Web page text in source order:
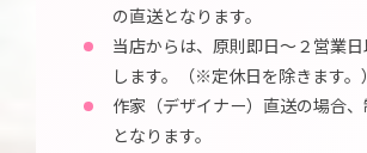
の直送となります。
当店からは、原則即日～２営業
します。（※定休日を除きます。）
作家（デザイナー）直送の場合
となります。